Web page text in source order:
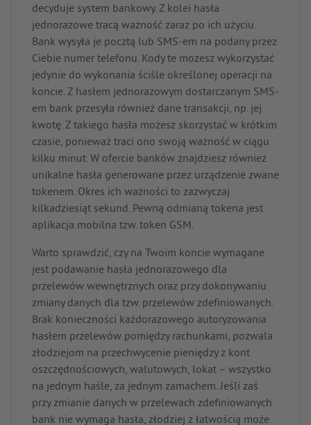
decyduje system bankowy. Z kolei hasła
jednorazowe tracą ważność zaraz po ich użyciu.
Bank wysyła je pocztą lub SMS-em na podany przez
Ciebie numer telefonu. Kody te możesz wykorzystać
jedynie do wykonania ściśle określonej operacji na
koncie. Z hasłem jednorazowym dostarczanym SMS-
em bank przesyła również dane transakcji, np. jej
kwotę. Z takiego hasła możesz skorzystać w krótkim
czasie, ponieważ traci ono swoją ważność w ciągu
kilku minut. W ofercie banków znajdziesz również
unikalne hasła generowane przez urządzenie zwane
tokenem. Okres ich ważności to zazwyczaj
kilkadziesiąt sekund. Pewną odmianą tokena jest
aplikacja mobilna tzw. token GSM.
Warto sprawdzić, czy na Twoim koncie wymagane
jest podawanie hasła jednorazowego dla
przelewów wewnętrznych oraz przy dokonywaniu
zmiany danych dla tzw. przelewów zdefiniowanych.
Brak konieczności każdorazowego autoryzowania
hasłem przelewów pomiędzy rachunkami, pozwala
złodziejom na przechwycenie pieniędzy z kont
oszczędnościowych, walutowych, lokat – wszystko
na jednym haśle, za jednym zamachem. Jeśli zaś
przy zmianie danych w przelewach zdefiniowanych
bank nie wymaga hasła, złodziej z łatwością może